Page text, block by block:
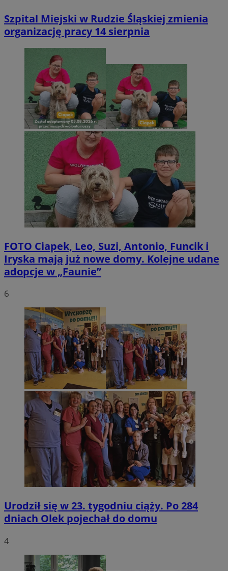
Szpital Miejski w Rudzie Śląskiej zmienia
organizację pracy 14 sierpnia
FOTO Ciapek, Leo, Suzi, Antonio, Funcik i
Iryska mają już nowe domy. Kolejne udane
adopcje w „Faunie”
6
Urodził się w 23. tygodniu ciąży. Po 284
dniach Olek pojechał do domu
4